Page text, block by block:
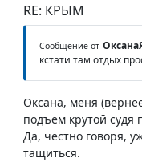
RE: КРЫМ
Сообщение от
кстати там отдых
Оксана, меня
подъем крутой судя
Да, честно говоря,
тащиться.